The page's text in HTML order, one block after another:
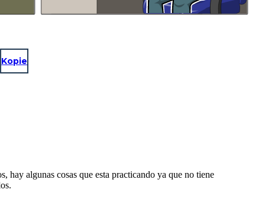
Kopie
hay algunas cosas que esta practicando ya que no tiene